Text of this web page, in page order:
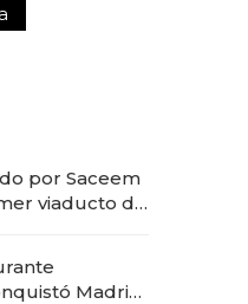
por Saceem
viaducto de
Madrid: